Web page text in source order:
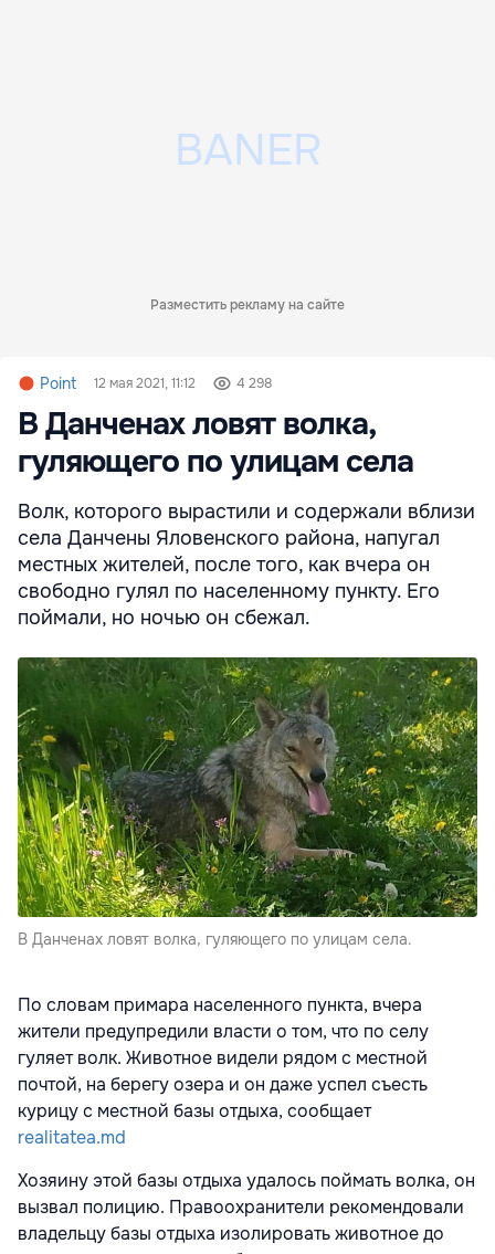
Разместить рекламу на сайте
Point 12 мая 2021, 11:12 4 298
В Данченах ловят волка,
гуляющего по улицам села
Волк, которого вырастили и содержали вблизи
села Данчены Яловенского района, напугал
местных жителей, после того, как вчера он
свободно гулял по населенному пункту. Его
поймали, но ночью он сбежал.
В Данченах ловят волка, гуляющего по улицам села.
По словам примара населенного пункта, вчера
жители предупредили власти о том, что по селу
гуляет волк. Животное видели рядом с местной
почтой, на берегу озера и он даже успел съесть
курицу с местной базы отдыха, сообщает
realitatea.md
Хозяину этой базы отдыха удалось поймать волка, он
вызвал полицию. Правоохранители рекомендовали
владельцу базы отдыха изолировать животное до